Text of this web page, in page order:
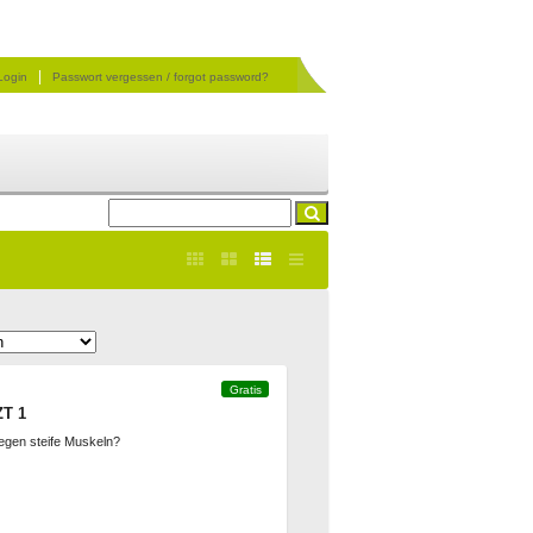
| Passwort vergessen / forgot password?
Gratis
1
steife Muskeln?